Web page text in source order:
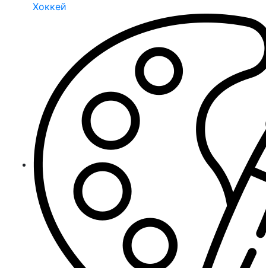
Хоккей